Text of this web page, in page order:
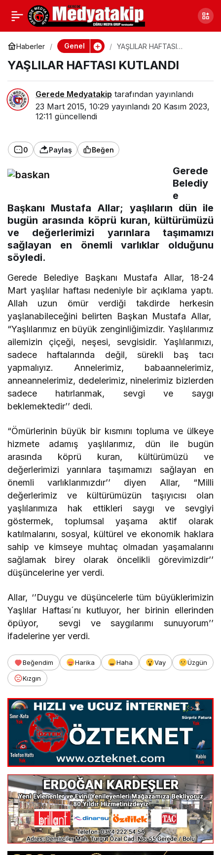
Haberler Genel
YAŞLILAR HAFTASI
YAŞLILAR HAFTASI KUTLANDI
Gerede Medyatakip tarafından yayınlandı
23 Mart 2015, 10:29 yayınlandı 20 Kasım 2023,
12:11 güncellendi
0 Paylaş Beğen
Gerede
Belediy
e
Başkanı Mustafa Allar; yaşlıların dün ile
bugün arasında köprü kuran, kültürümüzü
ve değerlerimizi yarınlara taşımamızı
sağlayan en önemli varlıklar olduğunu
söyledi.
Gerede Belediye Başkanı Mustafa Allar, 18-24
Mart yaşlılar haftası nedeniyle bir açıklama yaptı.
Allah uzun ömür verdiği takdirde herkesin
yaşlanabileceğini belirten Başkan Mustafa Allar,
“Yaşlılarımız en büyük zenginliğimizdir. Yaşlılarımız
ailemizin çiçeği, neşesi, sevgisidir. Yaşlılarımızı,
sadece haftalarında değil, sürekli baş tacı
yapmalıyız. Annelerimiz, babaannelerimiz,
anneannelerimiz, dedelerimiz, ninelerimiz bizlerden
sadece hatırlanmak, sevgi ve saygı
beklemektedir’’ dedi.
“Ömürlerinin büyük bir kısmını topluma ve ülkeye
hizmete adamış yaşlılarımız, dün ile bugün
arasında köprü kuran, kültürümüzü ve
değerlerimizi yarınlara taşımamızı sağlayan en
önemli varlıklarımızdır’’ diyen Allar, “Milli
değerlerimiz ve kültürümüzün taşıyıcısı olan
yaşlılarımıza hak ettikleri saygı ve sevgiyi
göstermek, toplumsal yaşama aktif olarak
katılmalarını, sosyal, kültürel ve ekonomik haklara
sahip ve kimseye muhtaç olmadan yaşamalarını
sağlamak birey olarak öncelikli görevimizdir’’
düşüncelerine yer verdi.
Allar, ‘’Duygu ve düşüncelerle tüm büyüklerimizin
Yaşlılar Haftası´nı kutluyor, her birinin ellerinden
öpüyor, sevgi ve saygılarımı sunuyorum’’
ifadelerine yer verdi.
Beğendim Harika Haha Vay
Üzgün
Kızgın
DOKTORLAR ZİYARET
EDİLDİ
Paylaş